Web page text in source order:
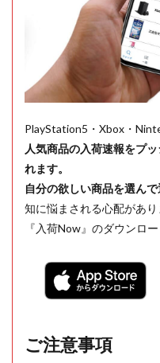
PlayStation5・Xbox・
人気商品の入荷速報をプ
れます。
自分の欲しい商品を選ん
知に悩まされる心配があり
『入荷Now』のダウンロ
ご注意事項